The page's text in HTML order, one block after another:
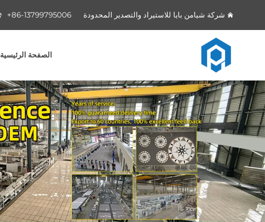
شركة شيامن بايا للاستيراد والتصدير المحدودة +86-13799795006
الصفحة الرئيسية